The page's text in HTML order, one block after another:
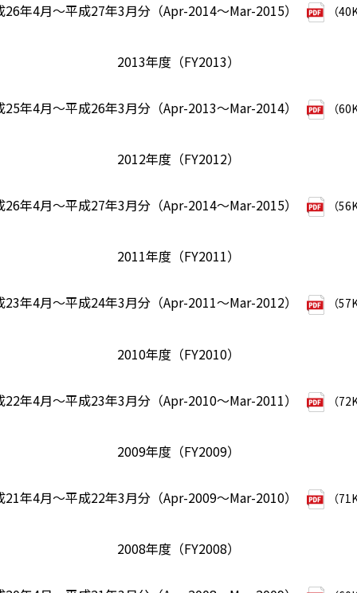
26年4月～平成27年3月分（Apr-2014～Mar-2015） （
2013年度（FY2013）
25年4月～平成26年3月分（Apr-2013～Mar-2014） （
2012年度（FY2012）
26年4月～平成27年3月分（Apr-2014～Mar-2015） （
2011年度（FY2011）
23年4月～平成24年3月分（Apr-2011～Mar-2012） （
2010年度（FY2010）
22年4月～平成23年3月分（Apr-2010～Mar-2011） （
2009年度（FY2009）
21年4月～平成22年3月分（Apr-2009～Mar-2010） （
2008年度（FY2008）